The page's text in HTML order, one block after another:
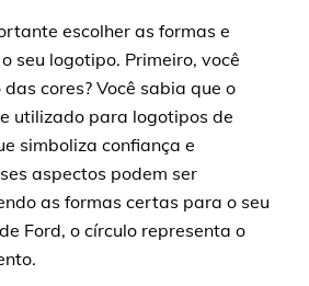
escolher as formas e
seu logotipo. Primeiro, você
cores? Você sabia que o
utilizado para logotipos de
simboliza confiança e
aspectos podem ser
as formas certas para o seu
Ford, o círculo representa o